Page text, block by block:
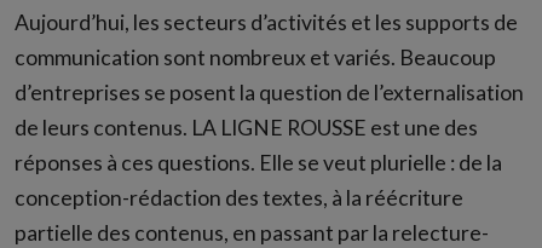
Aujourd’hui, les secteurs d’activités et les supports de
communication sont nombreux et variés. Beaucoup
d’entreprises se posent la question de l’externalisation
de leurs contenus. LA LIGNE ROUSSE est une des
réponses à ces questions. Elle se veut plurielle : de la
conception-rédaction des textes, à la réécriture
partielle des contenus, en passant par la relecture-